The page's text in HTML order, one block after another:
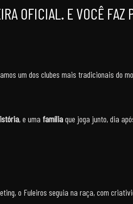
OFICIAL. E VOCÊ FAZ
um dos clubes mais tradicionais do
, e umafamíliaque joga junto, dia
o Fuleiros seguia na raça, com